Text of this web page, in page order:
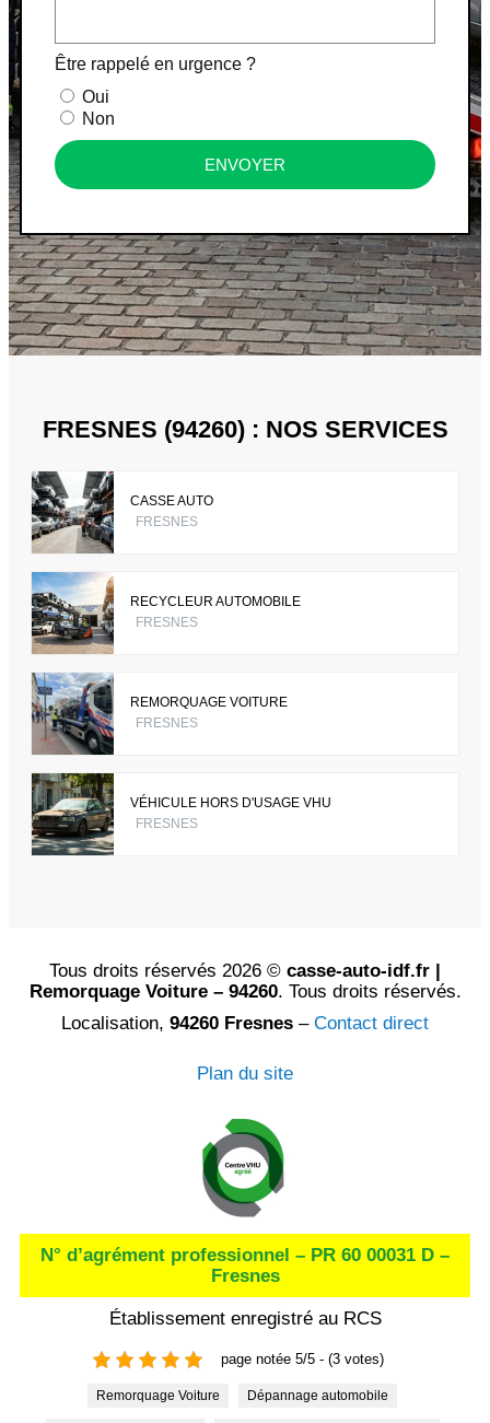
Être rappelé en urgence ?
Oui
Non
ENVOYER
FRESNES (94260) : NOS SERVICES
CASSE AUTO
FRESNES
RECYCLEUR AUTOMOBILE
FRESNES
REMORQUAGE VOITURE
FRESNES
VÉHICULE HORS D'USAGE VHU
FRESNES
Tous droits réservés 2026 © casse-auto-idf.fr |
Remorquage Voiture – 94260. Tous droits réservés.
Localisation, 94260 Fresnes – Contact direct
Plan du site
N° d’agrément professionnel – PR 60 00031 D –
Fresnes
Établissement enregistré au RCS
page notée 5/5 - (3 votes)
Remorquage Voiture Dépannage automobile